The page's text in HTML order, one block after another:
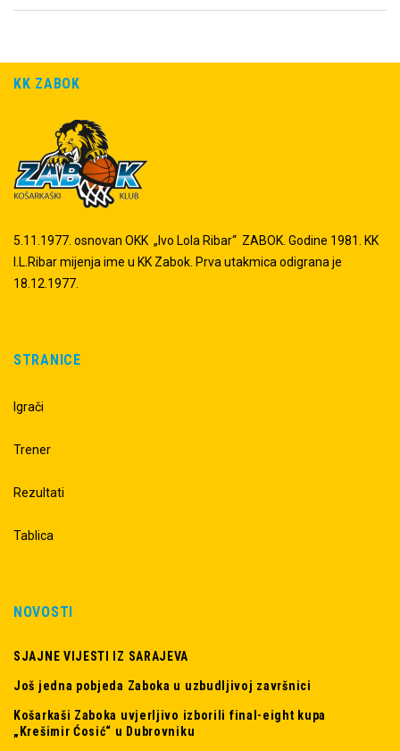
KK ZABOK
5.11.1977. osnovan OKK „Ivo Lola Ribar“ ZABOK. Godine 1981. KK
I.L.Ribar mijenja ime u KK Zabok. Prva utakmica odigrana je
18.12.1977.
STRANICE
Igrači
Trener
Rezultati
Tablica
NOVOSTI
SJAJNE VIJESTI IZ SARAJEVA
Još jedna pobjeda Zaboka u uzbudljivoj završnici
Košarkaši Zaboka uvjerljivo izborili final-eight kupa
„Krešimir Ćosić“ u Dubrovniku